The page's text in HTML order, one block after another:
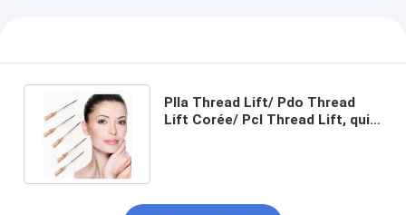
Plla Thread Lift/ Pdo Thread
Lift Corée/ Pcl Thread Lift, qui